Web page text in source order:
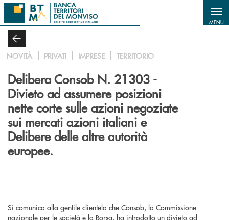
Salta al contenuto principale
MENU
NOVITÀ PRIVATI IMPRESE TERRITORIO
Delibera Consob N. 21303 -
Divieto ad assumere posizioni
nette corte sulle azioni negoziate
sui mercati azioni italiani e
Delibere delle altre autorità
europee.
Si comunica alla gentile clientela che Consob, la Commissione
nazionale per le società e la Borsa, ha introdotto un divieto ad